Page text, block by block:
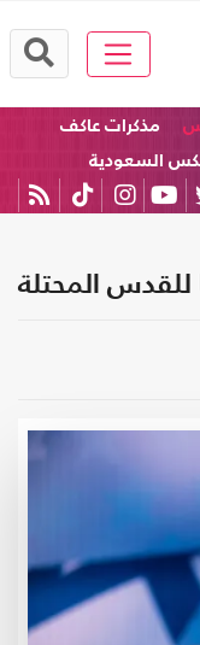
مذكرات عاكف
السعودية
للقدس المحتلة